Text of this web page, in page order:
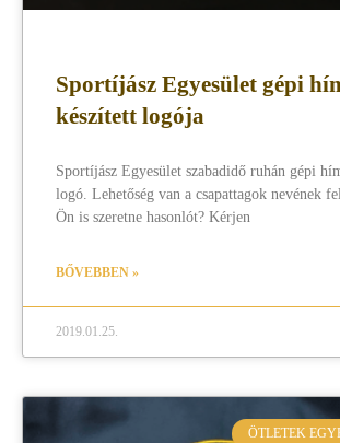
Sportíjász Egyesület gépi
készített logója
Sportíjász Egyesület szabadidő ruhán gépi
logó. Lehetőség van a csapattagok nevének
Ön is szeretne hasonlót? Kérjen
BŐVEBBEN »
2019.01.25.
ÖTLETEK